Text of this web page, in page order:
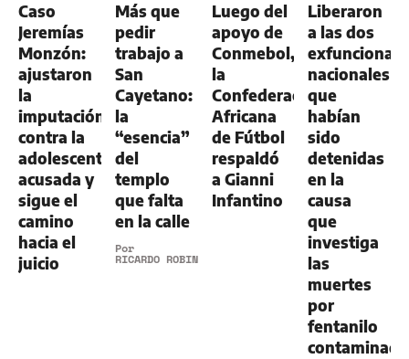
Caso
Jeremías
Monzón:
ajustaron
la
imputación
contra la
adolescente
acusada y
sigue el
camino
hacia el
juicio
Más que
pedir
trabajo a
San
Cayetano:
la
“esencia”
del
templo
que falta
en la calle
Por
RICARDO ROBINS
Luego del
apoyo de
Conmebol,
la
Confederación
Africana
de Fútbol
respaldó
a Gianni
Infantino
Liberaron
a las dos
nacionales
que
habían
sido
detenidas
en la
causa
que
investiga
las
muertes
por
fentanilo
contaminado